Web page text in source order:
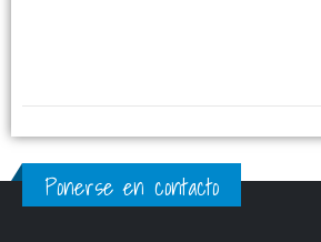
Ponerse en contacto